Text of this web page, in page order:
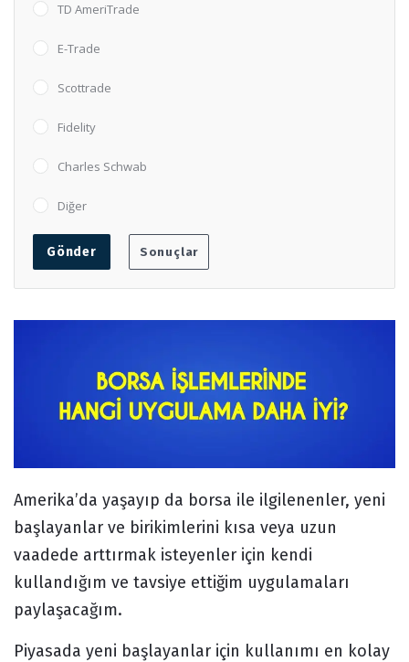
TD AmeriTrade
E-Trade
Scottrade
Fidelity
Charles Schwab
Diğer
Amerika’da yaşayıp da borsa ile ilgilenenler, yeni
başlayanlar ve birikimlerini kısa veya uzun
vaadede arttırmak isteyenler için kendi
kullandığım ve tavsiye ettiğim uygulamaları
paylaşacağım.
Piyasada yeni başlayanlar için kullanımı en kolay